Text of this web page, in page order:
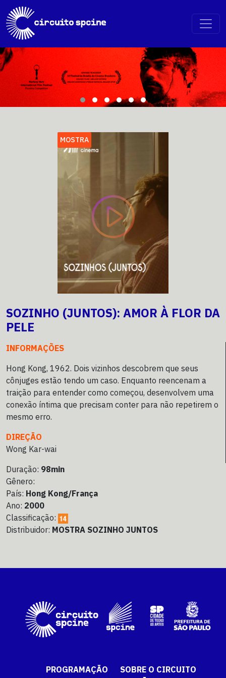
MOSTRA
SOZINHO (JUNTOS): AMOR À FLOR DA
PELE
INFORMAÇÕES
Hong Kong, 1962. Dois vizinhos descobrem que seus
cônjuges estão tendo um caso. Enquanto reencenam a
traição para entender como começou, desenvolvem uma
conexão íntima que precisam conter para não repetirem o
mesmo erro.
DIREÇÃO
Wong Kar-wai
Duração: 98min
Gênero:
País: Hong Kong/França
Ano: 2000
Classificação:
Distribuidor: MOSTRA SOZINHO JUNTOS
PROGRAMAÇÃO
SOBRE O CIRCUITO